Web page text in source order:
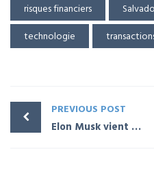
risques financiers
technologie
PREVIOUS POST
Elon Musk vient d’écraser Open AI avec Grok 3